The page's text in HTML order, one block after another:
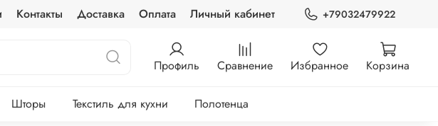
Контакты Доставка Оплата Личный кабинет +79032479922
Профиль Сравнение Избранное Корзина
Шторы Текстиль для кухни Полотенца